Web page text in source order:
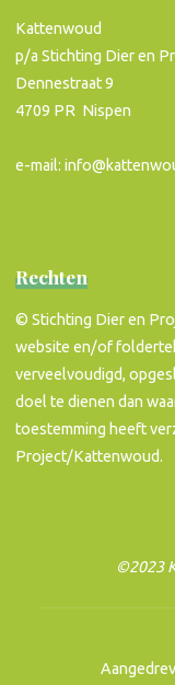
Kattenwoud
p/a Stichting Dier en
Dennestraat 9
4709 PR Nispen
e-mail:
Rechten
© Stichting Dier en
website en/of
verveelvoudigd,
doel te dienen dan
toestemming heeft
Project/Kattenwoud.
©2023